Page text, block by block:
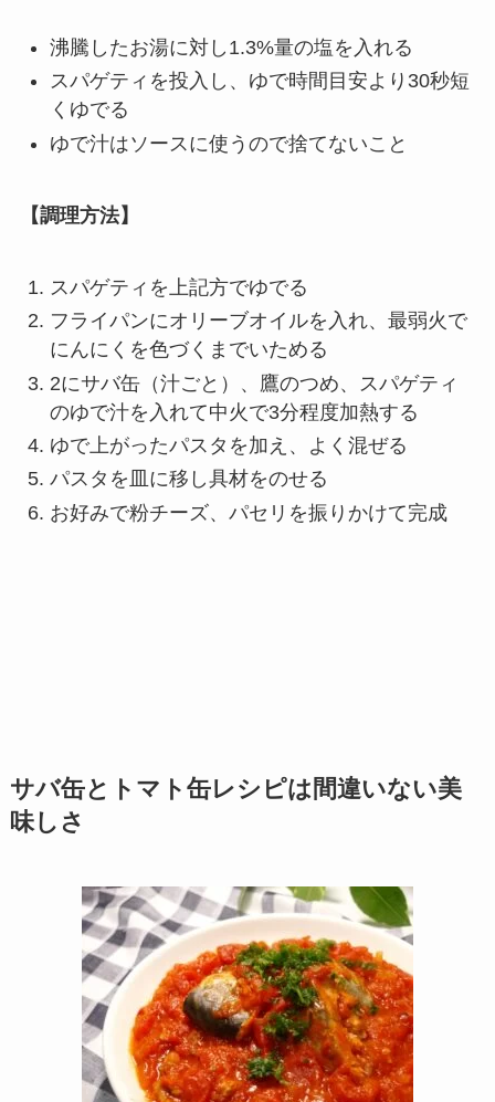
沸騰したお湯に対し1.3%量の塩を入れる
スパゲティを投入し、ゆで時間目安より30秒短
くゆでる
ゆで汁はソースに使うので捨てないこと
【調理方法】
スパゲティを上記方でゆでる
フライパンにオリーブオイルを入れ、最弱火で
にんにくを色づくまでいためる
2にサバ缶（汁ごと）、鷹のつめ、スパゲティ
のゆで汁を入れて中火で3分程度加熱する
ゆで上がったパスタを加え、よく混ぜる
パスタを皿に移し具材をのせる
お好みで粉チーズ、パセリを振りかけて完成
サバ缶とトマト缶レシピは間違いない美
味しさ